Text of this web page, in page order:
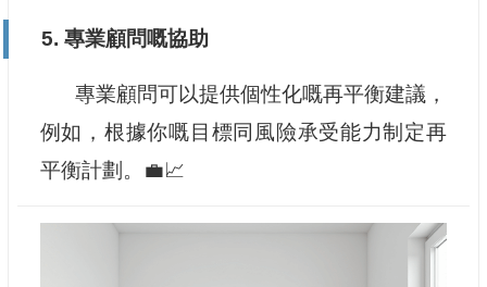
5. 專業顧問嘅協助
專業顧問可以提供個性化嘅再平衡建議，
例如，根據你嘅目標同風險承受能力制定再
平衡計劃。💼📈